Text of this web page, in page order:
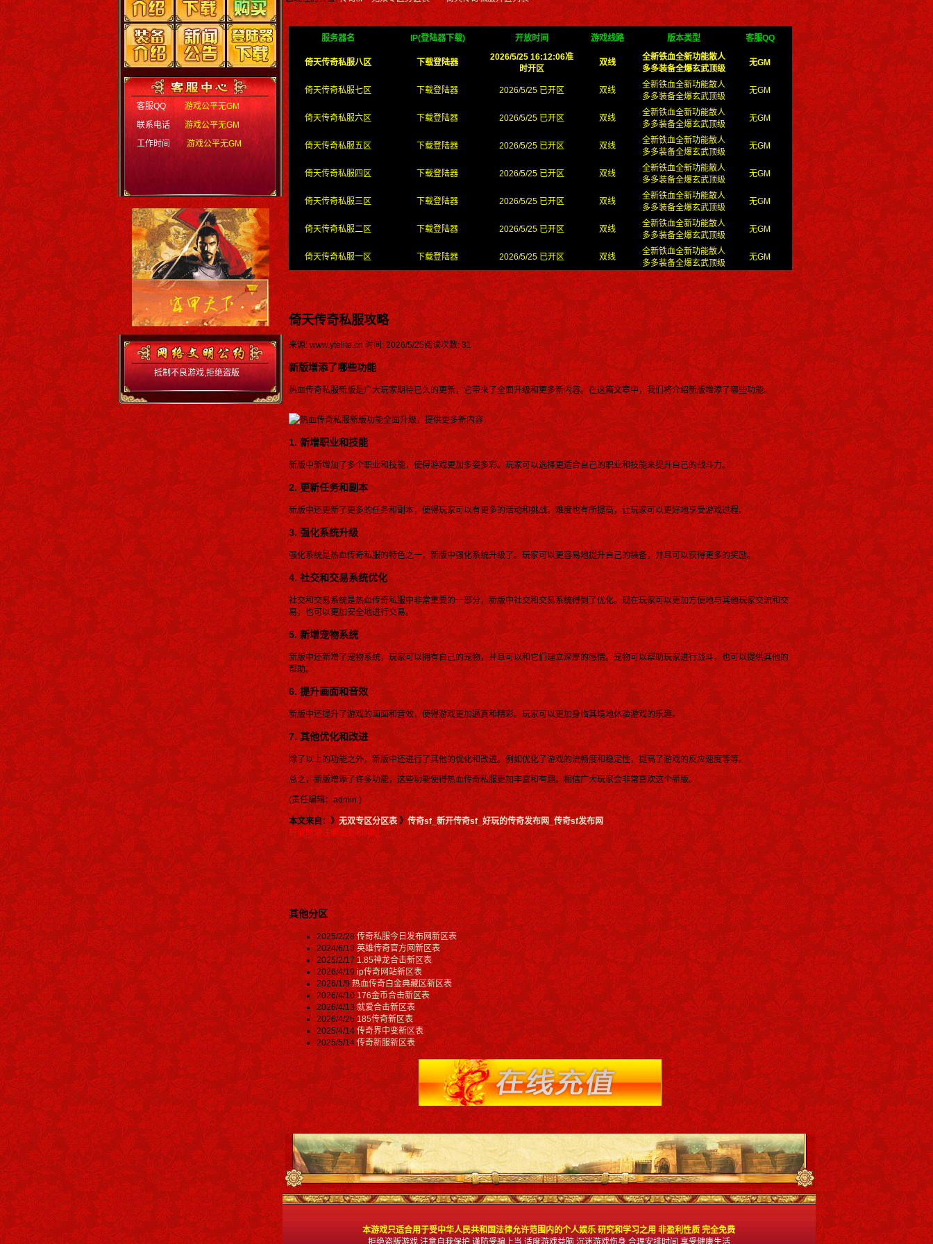
客服QQ
游戏公平无GM
联系电话
游戏公平无GM
工作时间
游戏公平无GM
抵制不良游戏,拒绝盗版
游戏 注意自我保护,谨防
沉迷游戏伤身 合理安排
时间.享受健康生活 严厉
打击赌博,营造和谐环境
服务器名 IP(登陆器下载) 开放时间 游戏线路 版本类型 客服QQ
倚天传奇私服八区 下载登陆器
2026/5/25 16:12:06准
时开区
双线
全新铁血全新功能散人
多多装备全爆玄武顶级
无GM
倚天传奇私服七区 下载登陆器 2026/5/25 已开区 双线
全新铁血全新功能散人
多多装备全爆玄武顶级
无GM
倚天传奇私服六区 下载登陆器 2026/5/25 已开区 双线
全新铁血全新功能散人
多多装备全爆玄武顶级
无GM
倚天传奇私服五区 下载登陆器 2026/5/25 已开区 双线
全新铁血全新功能散人
多多装备全爆玄武顶级
无GM
倚天传奇私服四区 下载登陆器 2026/5/25 已开区 双线
全新铁血全新功能散人
多多装备全爆玄武顶级
无GM
倚天传奇私服三区 下载登陆器 2026/5/25 已开区 双线
全新铁血全新功能散人
多多装备全爆玄武顶级
无GM
倚天传奇私服二区 下载登陆器 2026/5/25 已开区 双线
全新铁血全新功能散人
多多装备全爆玄武顶级
无GM
倚天传奇私服一区 下载登陆器 2026/5/25 已开区 双线
全新铁血全新功能散人
多多装备全爆玄武顶级
无GM
倚天传奇私服攻略
来源: www.ytelite.cn 时间: 2026/5/25阅读次数: 31
新版增添了哪些功能
热血传奇私服新版是广大玩家期待已久的更新，它带来了全面升级和更多新内容。在这篇文章中，我们将介绍新版增添了哪些功能。
1. 新增职业和技能
新版中新增加了多个职业和技能，使得游戏更加多姿多彩。玩家可以选择更适合自己的职业和技能来提升自己的战斗力。
2. 更新任务和副本
新版中还更新了更多的任务和副本，使得玩家可以有更多的活动和挑战。难度也有所提高，让玩家可以更好地享受游戏过程。
3. 强化系统升级
强化系统是热血传奇私服的特色之一，新版中强化系统升级了。玩家可以更容易地提升自己的装备，并且可以获得更多的奖励。
4. 社交和交易系统优化
社交和交易系统是热血传奇私服中非常重要的一部分，新版中社交和交易系统得到了优化。现在玩家可以更加方便地与其他玩家交流和交
易，也可以更加安全地进行交易。
5. 新增宠物系统
新版中还新增了宠物系统，玩家可以拥有自己的宠物，并且可以和它们建立深厚的感情。宠物可以帮助玩家进行战斗，也可以提供其他的
帮助。
6. 提升画面和音效
新版中还提升了游戏的画面和音效，使得游戏更加逼真和精彩。玩家可以更加身临其境地体验游戏的乐趣。
7. 其他优化和改进
除了以上的功能之外，新版中还进行了其他的优化和改进。例如优化了游戏的流畅度和稳定性，提高了游戏的反应速度等等。
总之，新版增添了许多功能，这些功能使得热血传奇私服更加丰富和有趣。相信广大玩家会非常喜欢这个新版。
(责任编辑：admin )
本文来自：》 无双专区分区表》传奇sf_新开传奇sf_好玩的传奇发布网_传奇sf发布网
转载时请注明出处和网址
其他分区
2025/2/28传奇私服今日发布网新区表
2024/6/13英雄传奇官方网新区表
2025/2/17 1.85神龙合击新区表
2026/4/19ip传奇网站新区表
2026/1/9热血传奇白金典藏区新区表
2026/4/10 176金币合击新区表
2026/4/13就爱合击新区表
2026/4/25185传奇新区表
2025/4/14传奇界中变新区表
2025/5/14 传奇新服新区表
本游戏只适合用于受中华人民共和国法律允许范围内的个人娱乐 研究和学习之用 非盈利性质 完全免费
拒绝盗版游戏 注意自我保护 谨防受骗上当 适度游戏益脑 沉迷游戏伤身 合理安排时间 享受健康生活